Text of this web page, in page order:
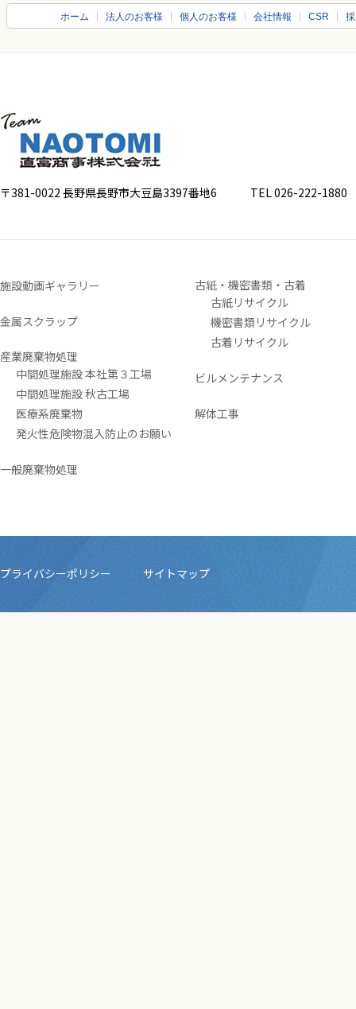
ホーム 法人のお客様 個人のお客様 会社情報 CSR
〒381-0022 長野県長野市大豆島3397番地6 TEL 026-222-1880
施設動画ギャラリー
金属スクラップ
産業廃棄物処理
中間処理施設 本社第３工場
中間処理施設 秋古工場
医療系廃棄物
発火性危険物混入防止のお願い
一般廃棄物処理
古紙・機密書類・古着
古紙リサイクル
機密書類リサイクル
古着リサイクル
ビルメンテナンス
解体工事
プライバシーポリシー サイトマップ